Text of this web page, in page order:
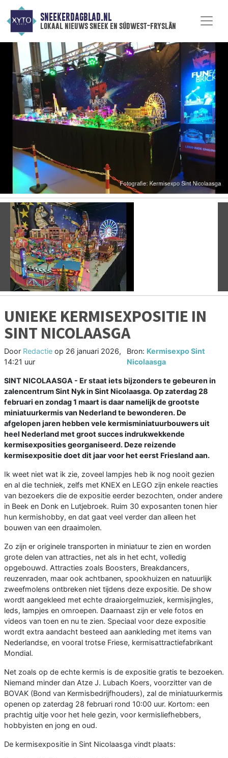
SNEEKERDAGBLAD.NL
lokaal nieuws sneek en súdwest-fryslân
Vorige
UNIEKE KERMISEXPOSITIE IN
SINT NICOLAASGA
Door Redactie op 26 januari 2026,
14:21 uur
Bron: Kermisexpo Sint
Nicolaasga
SINT NICOLAASGA - Er staat iets bijzonders te gebeuren in
zalencentrum Sint Nyk in Sint Nicolaasga. Op zaterdag 28
februari en zondag 1 maart is daar namelijk de grootste
miniatuurkermis van Nederland te bewonderen. De
afgelopen jaren hebben vele kermisminiatuurbouwers uit
heel Nederland met groot succes indrukwekkende
kermisexposities georganiseerd. Deze reizende
kermisexpositie doet dit jaar voor het eerst Friesland aan.
Ik weet niet wat ik zie, zoveel lampjes heb ik nog nooit gezien
en al die techniek, zelfs met KNEX en LEGO zijn enkele reacties
van bezoekers die de expositie eerder bezochten, onder andere
in Beek en Donk en Lutjebroek. Ruim 30 exposanten tonen hier
hun kermishobby, en dat gaat veel verder dan alleen het
bouwen van een draaimolen.
Zo zijn er originele transporten in miniatuur te zien en worden
grote delen van attracties, net als in het echt, volledig
opgebouwd. Attracties zoals Boosters, Breakdancers,
reuzenraden, maar ook achtbanen, spookhuizen en natuurlijk
zweefmolens ontbreken niet tijdens deze expositie. De show
wordt aangekleed met echte draaiorgelmuziek, kermisjingles,
leds, lampjes en omroepen. Daarnaast zijn er vele fotos en
videos van toen en nu te zien. Speciaal voor deze expositie
wordt extra aandacht besteed aan aankleding met items van
Nederlandse, en vooral trotse Friese, kermisattractiefabrikant
Mondial.
Net zoals op de echte kermis is de expositie gratis te bezoeken.
Niemand minder dan Atze J. Lubach Koers, voorzitter van de
BOVAK (Bond van Kermisbedrijfhouders), zal de miniatuurkermis
openen op zaterdag 28 februari rond 10:00 uur. Kortom: een
prachtig uitje voor het hele gezin, voor kermisliefhebbers,
hobbyisten en jong en oud.
De kermisexpositie in Sint Nicolaasga vindt plaats: